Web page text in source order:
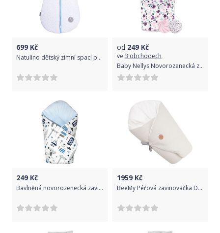
699 Kč
Natulino dětský zimní spací pytel pro miminko, NATURAL WHITE GREY LITTLE LEAVES / BLUE, 3vrstvý, M (6 - 12 měsíců)
od 249 Kč
ve 3 obchodech
Baby Nellys Novorozenecká zavinovačka Luční kvítky - růžová
249 Kč
Bavlněná novorozenecká zavinovačka Baby Nellys, Městečko - bílá
1959 Kč
BeeMy Péřová zavinovačka DELUXE MINT